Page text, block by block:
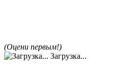
(Оцени первым!)
Загрузка...